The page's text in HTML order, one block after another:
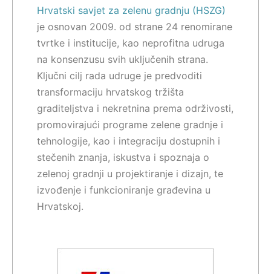
Hrvatski savjet za zelenu gradnju (HSZG)
je osnovan 2009. od strane 24 renomirane
tvrtke i institucije, kao neprofitna udruga
na konsenzusu svih uključenih strana.
Ključni cilj rada udruge je predvoditi
transformaciju hrvatskog tržišta
graditeljstva i nekretnina prema održivosti,
promovirajući programe zelene gradnje i
tehnologije, kao i integraciju dostupnih i
stečenih znanja, iskustva i spoznaja o
zelenoj gradnji u projektiranje i dizajn, te
izvođenje i funkcioniranje građevina u
Hrvatskoj.